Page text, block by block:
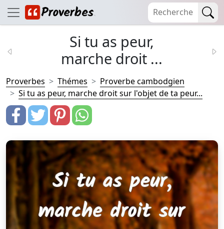
Si tu as peur,
marche droit ...
Proverbes Thémes
Proverbe cambodgien
Si tu as peur, marche droit sur l'objet de ta peur...